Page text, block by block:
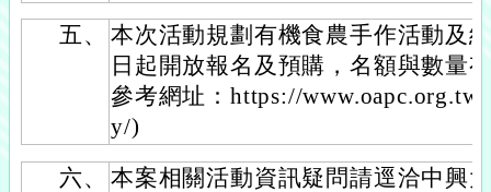
五、
本次活動規劃有機食農手作活動及
日起開放報名及預購，名額與數量
參考網址：https://
y/)
六、
本案相關活動資訊疑問請逕洽中興